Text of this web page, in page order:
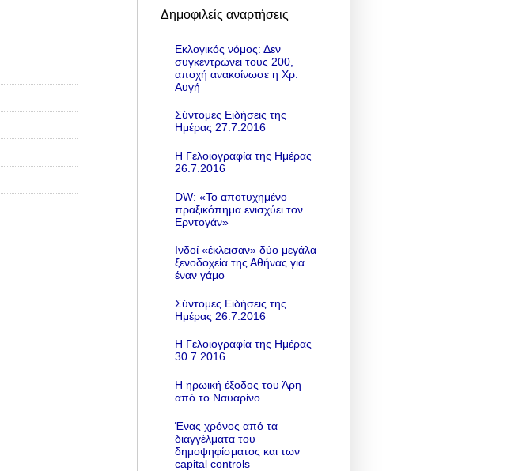
Δημοφιλείς αναρτήσεις
Εκλογικός νόμος: Δεν
συγκεντρώνει τους 200,
αποχή ανακοίνωσε η Χρ.
Αυγή
Σύντομες Ειδήσεις της
Ημέρας 27.7.2016
Η Γελοιογραφία της Ημέρας
26.7.2016
DW: «To αποτυχημένο
πραξικόπημα ενισχύει τον
Ερντογάν»
Ινδοί «έκλεισαν» δύο μεγάλα
ξενοδοχεία της Αθήνας για
έναν γάμο
Σύντομες Ειδήσεις της
Ημέρας 26.7.2016
Η Γελοιογραφία της Ημέρας
30.7.2016
Η ηρωική έξοδος του Άρη
από το Ναυαρίνο
Ένας χρόνος από τα
διαγγέλματα του
δημοψηφίσματος και των
capital controls